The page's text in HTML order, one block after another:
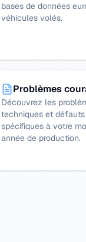
bases de données
véhicules volés.
Problèmes
Découvrez les
techniques et
spécifiques à votre
année de production.